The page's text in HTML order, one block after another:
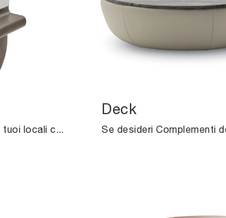
Desideri impreziosire i tuoi locali con i Complementi Ditre Italia? Ti presentiamo differenti modelli di specchi in metallo come U-Mirror.
Deck